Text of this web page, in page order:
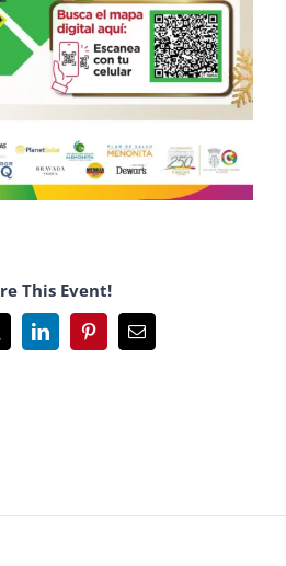
This Event!
LinkedInPinterestEmail